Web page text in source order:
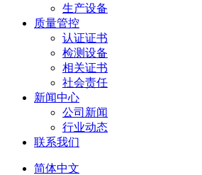
生产设备
质量管控
认证证书
检测设备
相关证书
社会责任
新闻中心
公司新闻
行业动态
联系我们
简体中文